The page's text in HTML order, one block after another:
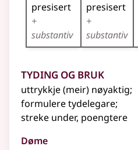
presisert
+
substantiv
presisert
+
substantiv
Tyding og bruk
uttrykkje (meir) nøyaktig;
formulere tydelegare;
streke under, poengtere
Døme